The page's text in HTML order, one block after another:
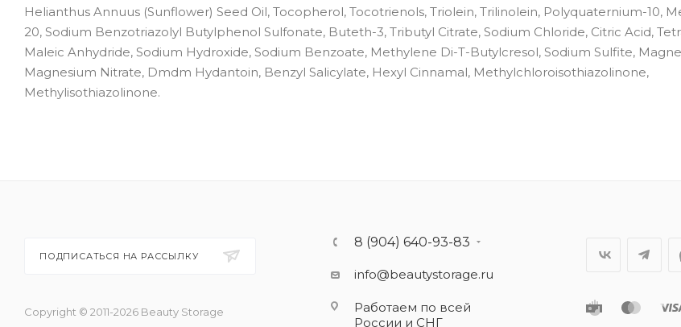
Helianthus Annuus (Sunflower) Seed Oil, Tocopherol, Tocotrienols, Triolein, Trilinolein, Polyquaternium-10,
20, Sodium Benzotriazolyl Butylphenol Sulfonate, Buteth-3, Tributyl Citrate, Sodium Chloride, Citric Acid,
Maleic Anhydride, Sodium Hydroxide, Sodium Benzoate, Methylene Di-T-Butylcresol, Sodium Sulfite,
Magnesium Nitrate, Dmdm Hydantoin, Benzyl Salicylate, Hexyl Cinnamal, Methylchloroisothiazolinone,
Methylisothiazolinone.
ПОДПИСАТЬСЯ НА РАССЫЛКУ
Copyright © 2011-2026 Beauty Storage
8 (904) 640-93-83
info@beautystorage.ru
Работаем по всей
России и СНГ